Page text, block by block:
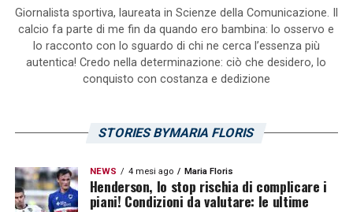
Giornalista sportiva, laureata in Scienze della Comunicazione. Il
calcio fa parte di me fin da quando ero bambina: lo osservo e
lo racconto con lo sguardo di chi ne cerca l’essenza più
autentica! Credo nella determinazione: ciò che desidero, lo
conquisto con costanza e dedizione
STORIES BYMARIA FLORIS
NEWS 4 mesi ago Maria Floris
Henderson, lo stop rischia di complicare i
piani! Condizioni da valutare: le ultime